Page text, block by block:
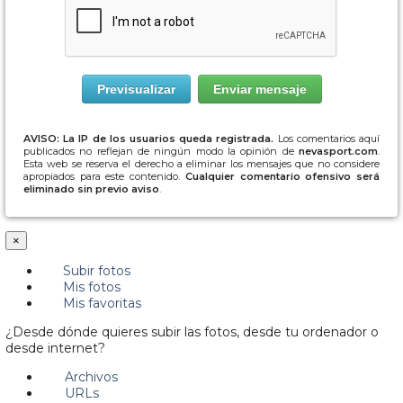
AVISO: La IP de los usuarios queda registrada. Los comentarios aquí
publicados no reflejan de ningún modo la opinión de nevasport.com.
Esta web se reserva el derecho a eliminar los mensajes que no considere
apropiados para este contenido. Cualquier comentario ofensivo será
eliminado sin previo aviso.
×
Subir fotos
Mis fotos
Mis favoritas
¿Desde dónde quieres subir las fotos, desde tu ordenador o
desde internet?
Archivos
URLs